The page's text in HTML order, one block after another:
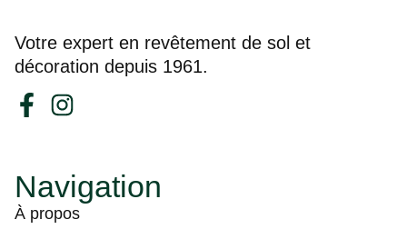
Votre expert en revêtement de sol et
décoration depuis 1961.
Navigation
À propos